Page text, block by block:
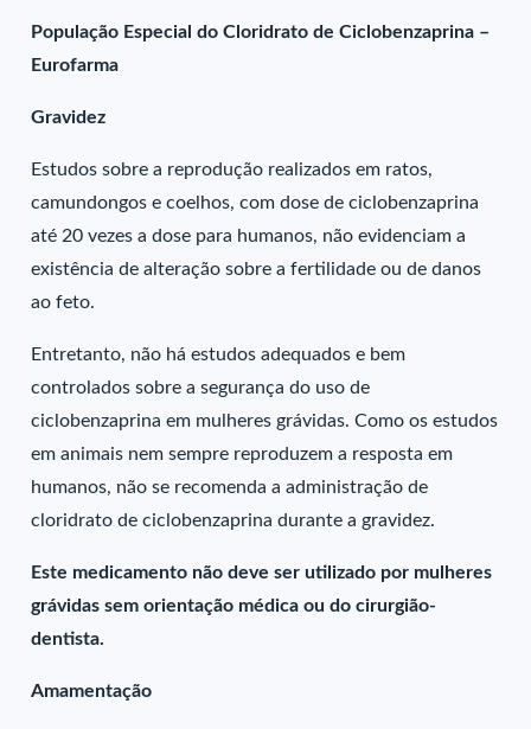
População Especial do Cloridrato de Ciclobenzaprina –
Eurofarma
Gravidez
Estudos sobre a reprodução realizados em ratos,
camundongos e coelhos, com dose de ciclobenzaprina
até 20 vezes a dose para humanos, não evidenciam a
existência de alteração sobre a fertilidade ou de danos
ao feto.
Entretanto, não há estudos adequados e bem
controlados sobre a segurança do uso de
ciclobenzaprina em mulheres grávidas. Como os estudos
em animais nem sempre reproduzem a resposta em
humanos, não se recomenda a administração de
cloridrato de ciclobenzaprina durante a gravidez.
Este medicamento não deve ser utilizado por mulheres
grávidas sem orientação médica ou do cirurgião-
dentista.
Amamentação